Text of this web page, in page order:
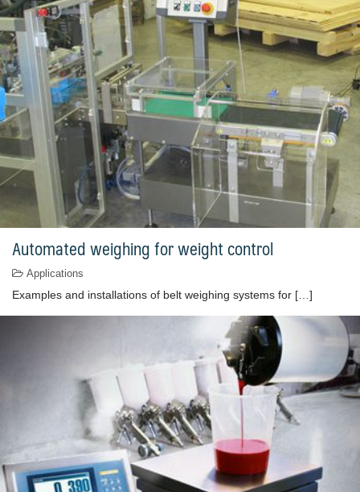
Automated weighing for weight control
Applications
Examples and installations of belt weighing systems for […]